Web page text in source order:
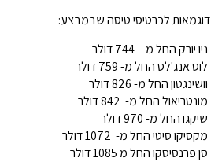
דוגמאות לכרטיסי טיסה שבמבצע:
 ניו יורק החל מ - 744 דולר
 לוס אנג'לס החל מ- 759 דולר
 וושינגטון החל מ- 826 דולר
 מונטריאול החל מ- 842 דולר
 שיקגו החל מ- 970 דולר
 מקסיקו סיטי החל מ- 1072 דולר
 סן פרנסיסקו החל מ 1085 דולר